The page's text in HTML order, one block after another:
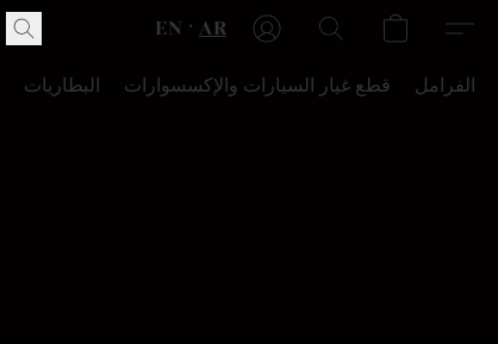
EN AR
البطاريات قطع غيار السيارات والإكسسوارات الفرامل